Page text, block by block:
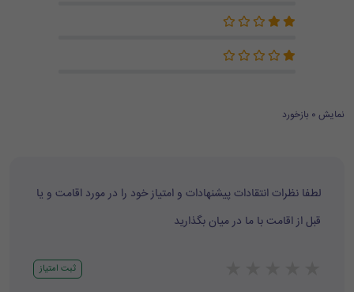
نمایش 0 بازخورد
لطفا نظرات انتقادات پیشنهادات و امتیاز خود را در مورد اقامت و یا
قبل از اقامت با ما در میان بگذارید
ثبت امتیاز